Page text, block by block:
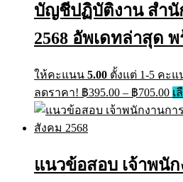
บัญชีปฏิบัติงาน สำนั
2568 อัพเดทล่าสุด
ให้คะแนน 5.00 ตั้งแต่ 1-5 คะ
ลดราคา! ฿395.00 – ฿705.00
฿
เ
แนวข้อสอบ เจ้าพนัก